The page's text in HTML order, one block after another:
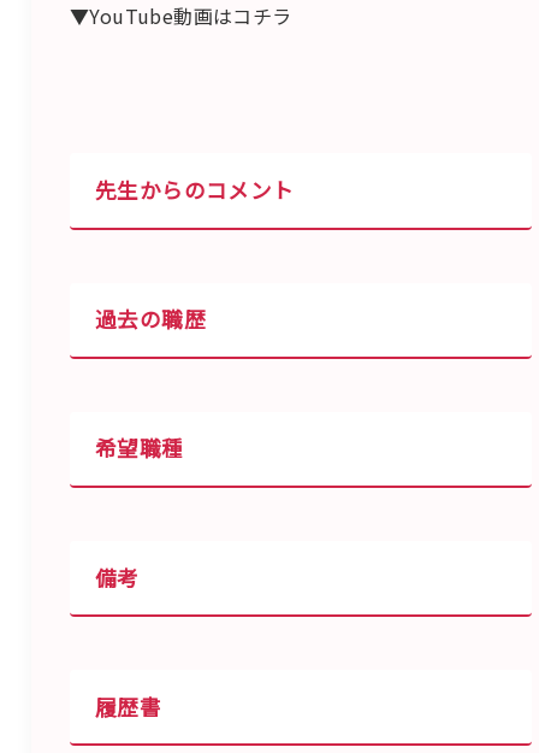
▼YouTube動画はコチラ
先生からのコメント
過去の職歴
希望職種
備考
履歴書